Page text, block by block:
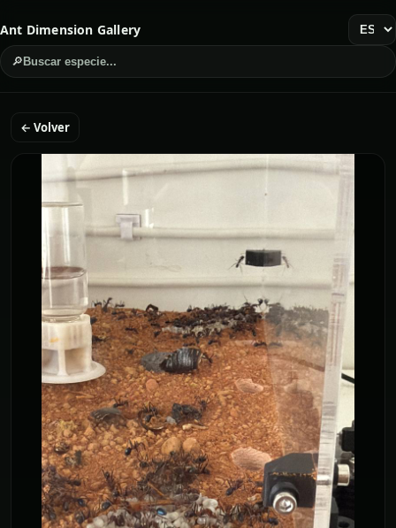
Ant Dimension Gallery
🔎 Buscar especie...
← Volver